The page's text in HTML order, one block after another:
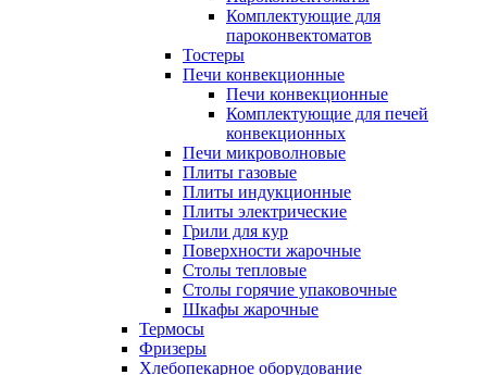
Комплектующие для
пароконвектоматов
Тостеры
Печи конвекционные
Печи конвекционные
Комплектующие для печей
конвекционных
Печи микроволновые
Плиты газовые
Плиты индукционные
Плиты электрические
Грили для кур
Поверхности жарочные
Столы тепловые
Столы горячие упаковочные
Шкафы жарочные
Термосы
Фризеры
Хлебопекарное оборудование